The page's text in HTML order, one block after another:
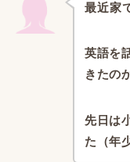
最近家
英語を
きたの
先日は
た（年